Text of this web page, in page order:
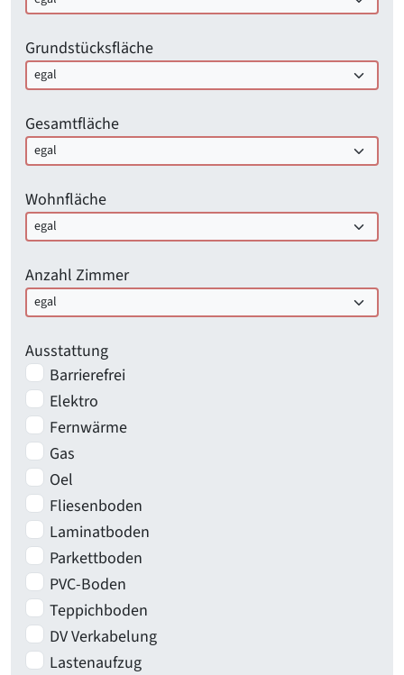
Grundstücksfläche
Gesamtfläche
Wohnfläche
Anzahl Zimmer
Ausstattung
Barrierefrei
Elektro
Fernwärme
Gas
Oel
Fliesenboden
Laminatboden
Parkettboden
PVC-Boden
Teppichboden
DV Verkabelung
Lastenaufzug